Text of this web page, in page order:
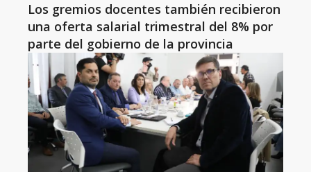
Los gremios docentes también recibieron
una oferta salarial trimestral del 8% por
parte del gobierno de la provincia